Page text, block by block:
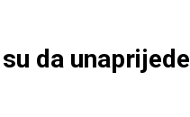
da unaprijede